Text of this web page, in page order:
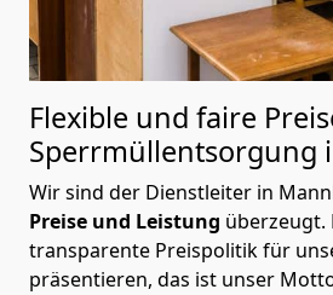
Flexible und faire
Sperrmüllentsorgung
Wir sind der Dienstleiter in
Preise und Leistung überzeugt.
transparente Preispolitik für
präsentieren, das ist unser